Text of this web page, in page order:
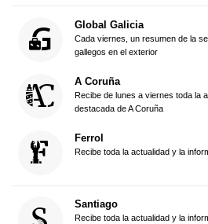
Global Galicia
Cada viernes, un resumen de la
gallegos en el exterior
A Coruña
Recibe de lunes a viernes toda la
destacada de A Coruña
Ferrol
Recibe toda la actualidad y la
Santiago
Recibe toda la actualidad y la